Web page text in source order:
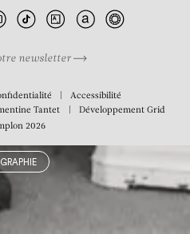
newsletter
Accessibilité
Tantet Développement Grid
2026